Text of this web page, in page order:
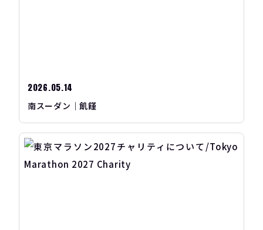
2026.05.14
南スーダン｜飢饉